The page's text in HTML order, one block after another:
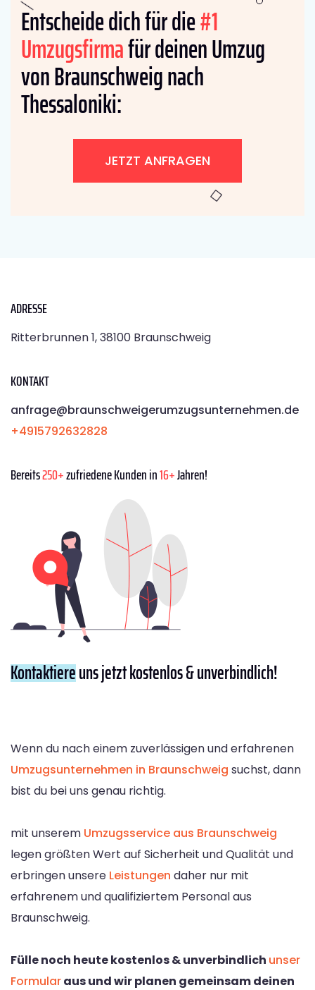
Entscheide dich für die#1
Umzugsfirmafür deinen Umzug
von Braunschweig nach
Thessaloniki:
JETZT ANFRAGEN
ADRESSE
Ritterbrunnen 1, 38100 Braunschweig
KONTAKT
anfrage@braunschweigerumzugsunternehmen.de
+4915792632828
Bereits250+zufriedene Kunden in16+Jahren!
Kontaktiereuns jetzt kostenlos & unverbindlich!
Wenn du nach einem zuverlässigen und erfahrenen
Umzugsunternehmen in Braunschweig suchst, dann
bist du bei uns genau richtig.
mit unserem Umzugsservice aus Braunschweig
legen größten Wert auf Sicherheit und Qualität und
erbringen unsere Leistungen daher nur mit
erfahrenem und qualifiziertem Personal aus
Braunschweig.
Fülle noch heute kostenlos & unverbindlich unser
Formularaus und wir planen gemeinsam deinen